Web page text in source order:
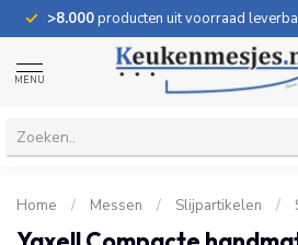
>8.000producten uit voorraad
MENU
Home / Messen / Slijpartikelen /